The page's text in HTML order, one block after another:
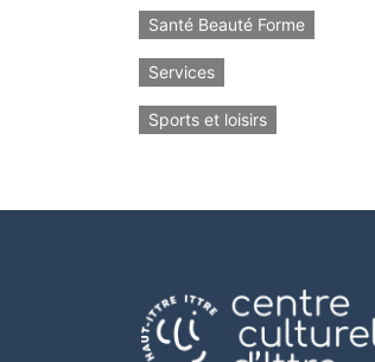
Santé Beauté Forme
Services
Sports et loisirs